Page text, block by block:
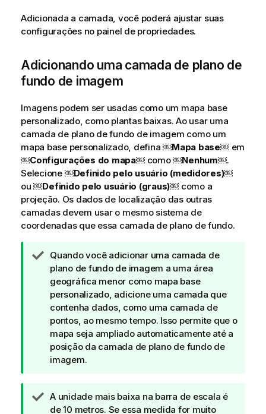
Adicionada a camada, você poderá ajustar suas
configurações no painel de propriedades.
Adicionando uma camada de plano de
fundo de imagem
Imagens podem ser usadas como um mapa base
personalizado, como plantas baixas. Ao usar uma
camada de plano de fundo de imagem como um
mapa base personalizado, defina ￼Mapa base￼em
￼Configurações do mapa￼ como￼Nenhum￼.
Selecione ￼Definido pelo usuário (medidores)￼
ou￼Definido pelo usuário (graus)￼ como a
projeção. Os dados de localização das outras
camadas devem usar o mesmo sistema de
coordenadas que essa camada de plano de fundo.
N
o
t
a
d
e
d
i
c
Quando você adicionar uma camada de
plano de fundo de imagem a uma área
geográfica menor como mapa base
personalizado, adicione uma camada que
contenha dados, como uma camada de
pontos, ao mesmo tempo. Isso permite que o
mapa seja ampliado automaticamente até a
posição da camada de plano de fundo de
imagem.
N
o
A unidade mais baixa na barra de escala é
de 10 metros. Se essa medida for muito